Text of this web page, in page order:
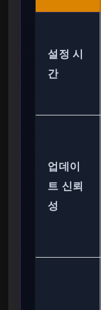
설정 시
간
업데이
트 신뢰
성